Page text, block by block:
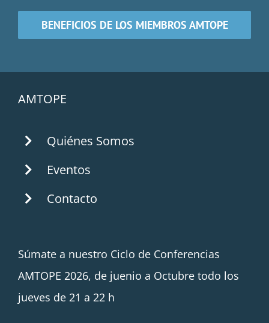
BENEFICIOS DE LOS MIEMBROS AMTOPE
AMTOPE
Quiénes Somos
Eventos
Contacto
Súmate a nuestro Ciclo de Conferencias
AMTOPE 2026, de juenio a Octubre todo los
jueves de 21 a 22 h